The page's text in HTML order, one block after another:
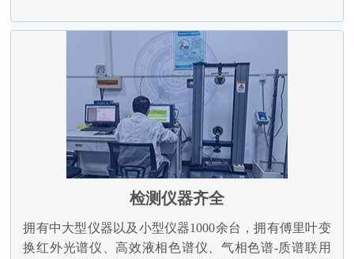
检测仪器齐全
拥有中大型仪器以及小型仪器1000余台，拥有傅里叶变
换红外光谱仪、高效液相色谱仪、气相色谱-质谱联用